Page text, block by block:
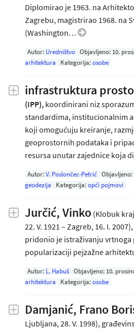
Diplomirao je 1963. na
Zagrebu, magistrirao 1968. na
(Washington…
Autor: Uredništvo Objavljeno: 10.
arhitektura
Kategorija:osobe
infrastruktura
(IPP), koordinirani niz
standardima, institucionalnim
koji omogućuju kreiranje,
geoprostornih podataka i
resursa unutar zajednice koja
Autor: V. Poslončec-Petrić Objavljeno:
geodezija
Kategorija:opći pojmovi
Jurčić, Vinko (Klobuk
22. V. 1921 – Zagreb, 16. I.
pridonio je istraživanju vrtnoga
popularizaciji pejzažne
Autor: L. Habuš Objavljeno: 10.
arhitektura
Kategorija:osobe
Damjanić, Frano
Ljubljana, 28. V. 1998),